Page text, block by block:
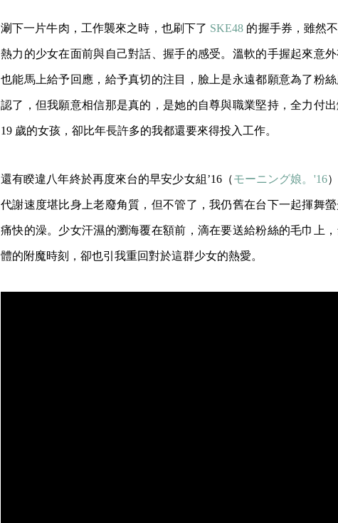
涮下一片牛肉，工作襲來之時，也刷下了 SKE48 的握手券，雖然
熱力的少女在面前與自己對話、握手的感受。溫軟的手握起來意
也能馬上給予回應，給予真切的注目，臉上是永遠都願意為了粉
認了，但我願意相信那是真的，是她的自尊與職業堅持，全力付
19 歲的女孩，卻比年長許多的我都還要來得投入工作。
還有睽違八年終於再度來台的早安少女組’16（モーニング娘。'16
代謝速度堪比身上老廢角質，但不管了，我仍舊在台下一起揮舞
痛快的澡。少女汗濕的瀏海覆在額前，滴在要送給粉絲的毛巾上
體的附魔時刻，卻也引我重回對於這群少女的熱愛。